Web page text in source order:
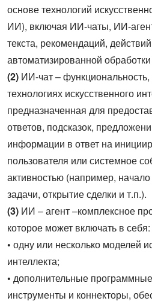
основе технологий
ИИ), включая ИИ-чаты, ИИ-
текста, рекомендаций,
автоматизированной
(2) ИИ-чат –
технологиях искусственного
предназначенная для
ответов, подсказок,
информации в ответ на
пользователя или системное
активностью (например,
задачи, открытие сделки и т.п.).
(3) ИИ – агент –комплексное
которое может включать в себя:
• одну или несколько моделей
интеллекта;
• дополнительные
инструменты и коннекторы,